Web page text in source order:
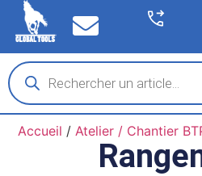
Accueil / Atelier / Chantier